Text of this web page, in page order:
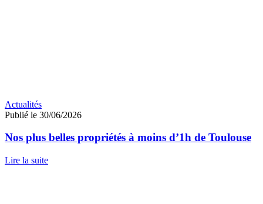
Actualités
Publié le 30/06/2026
Nos plus belles propriétés à moins d’1h de Toulouse
Lire la suite